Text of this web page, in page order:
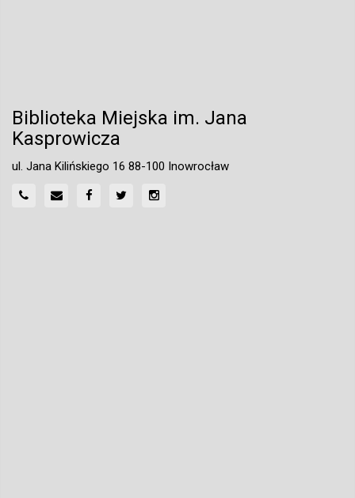
Biblioteka Miejska im. Jana
Kasprowicza
ul. Jana Kilińskiego 16 88-100 Inowrocław